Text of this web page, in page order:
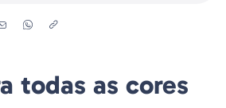
todas as cores